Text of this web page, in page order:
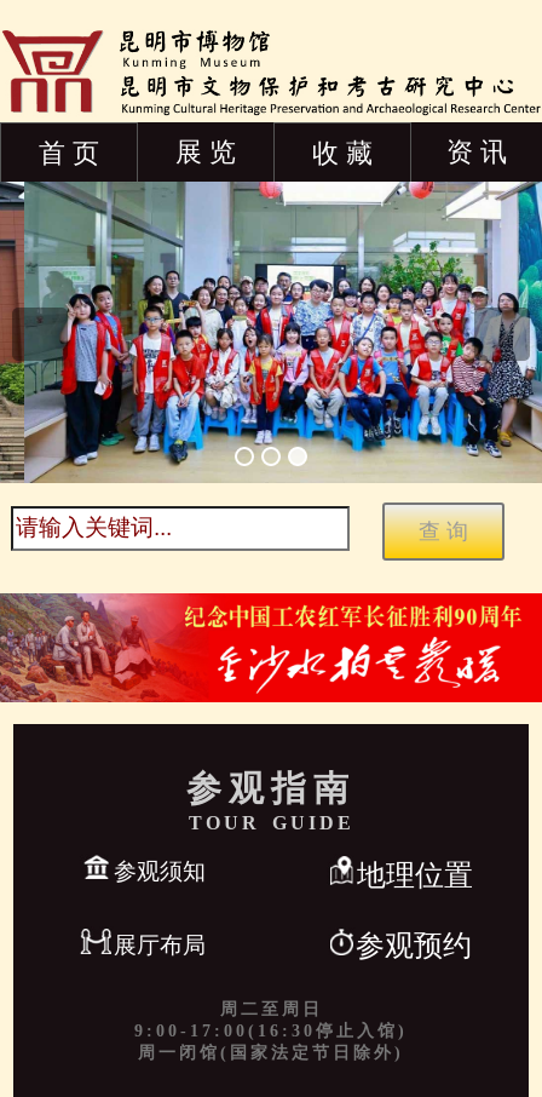
首 页 展 览 收 藏 资 讯
参观指南
TOUR GUIDE
参观须知 地理位置
展厅布局 参观预约
周二至周日
9:00-17:00(16:30停止入馆)
周一闭馆(国家法定节日除外)